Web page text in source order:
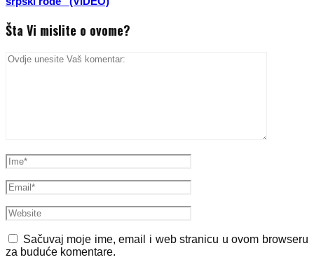
Šta Vi mislite o ovome?
Sačuvaj moje ime, email i web stranicu u ovom browseru
za buduće komentare.